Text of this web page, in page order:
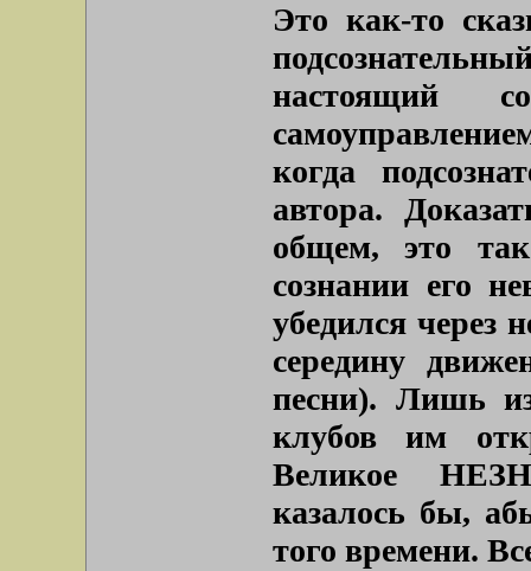
Это как-то
настоящий
когда
автора.
общем, это
сознании его
убедился через
середину
песни). Лишь
клубов им
Великое
казалось бы,
того времени.